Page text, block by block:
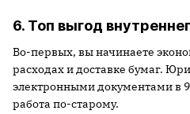
6. Топ выгод
Во-первых, вы начинаете
расходах и доставке бумаг.
электронными документами в
работа по-старому.